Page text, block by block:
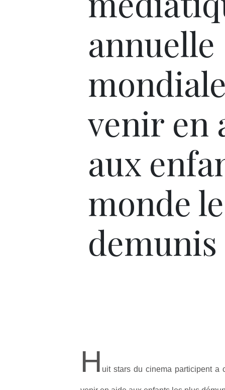
annuelle
venir en
aux
monde
demunis
H uit stars du cinema participent a